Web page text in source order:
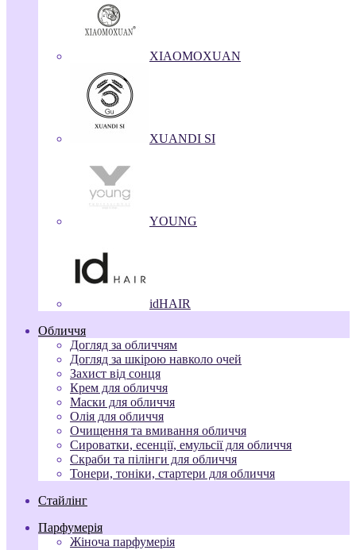
XIAOMOXUAN
XUANDI SI
YOUNG
idHAIR
Обличчя
Догляд за обличчям
Догляд за шкірою навколо очей
Захист від сонця
Крем для обличчя
Маски для обличчя
Олія для обличчя
Очищення та вмивання обличчя
Сироватки, есенції, емульсії для обличчя
Скраби та пілінги для обличчя
Тонери, тоніки, стартери для обличчя
Стайлінг
Парфумерія
Жіноча парфумерія